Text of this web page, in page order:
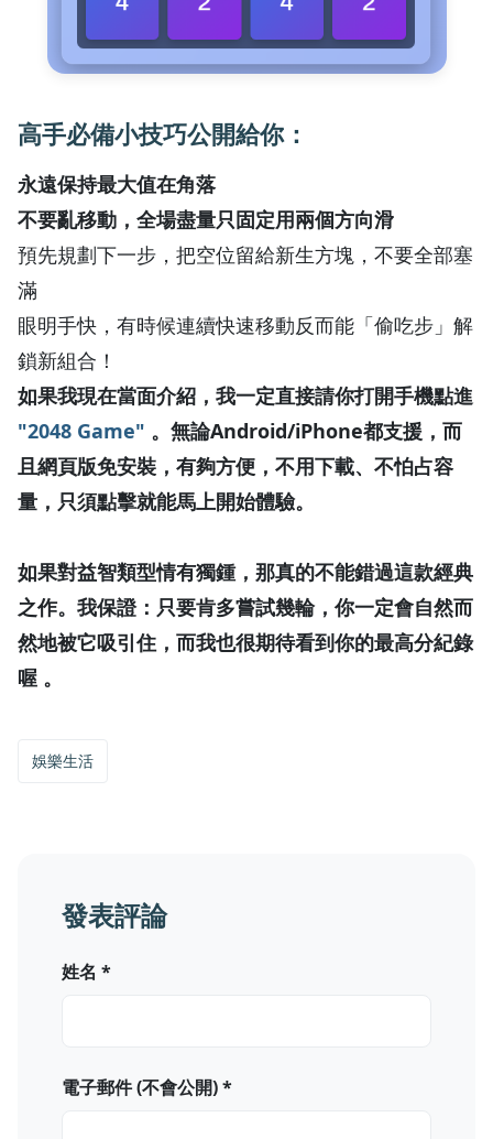
高手必備小技巧公開給你：
永遠保持最大值在角落
不要亂移動，全場盡量只固定用兩個方向滑
預先規劃下一步，把空位留給新生方塊，不要全部塞
滿
眼明手快，有時候連續快速移動反而能「偷吃步」解
鎖新組合！
如果我現在當面介紹，我一定直接請你打開手機點進
"2048 Game" 。無論Android/iPhone都支援，而
且網頁版免安裝，有夠方便，不用下載、不怕占容
量，只須點擊就能馬上開始體驗。
如果對益智類型情有獨鍾，那真的不能錯過這款經典
之作。我保證：只要肯多嘗試幾輪，你一定會自然而
然地被它吸引住，而我也很期待看到你的最高分紀錄
喔 。
娛樂生活
發表評論
姓名 *
電子郵件 (不會公開) *